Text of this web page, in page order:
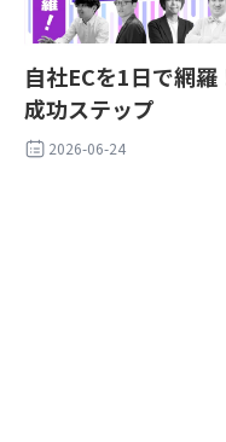
自社ECを1日で網
成功ステップ
2026-06-24